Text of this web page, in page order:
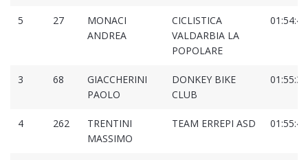
5 27
MONACI
ANDREA
CICLISTICA
VALDARBIA LA
POPOLARE
3 68
GIACCHERINI
PAOLO
DONKEY BIKE
CLUB
4 262
TRENTINI
MASSIMO
TEAM ERREPI ASD